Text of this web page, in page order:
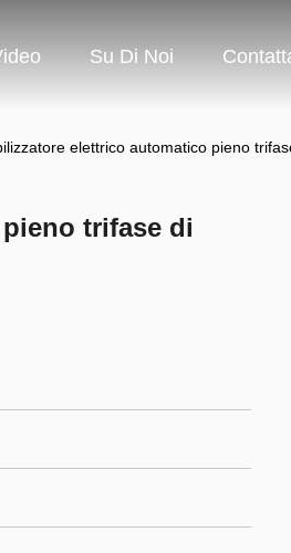
Su Di Noi
elettrico automatico pieno
trifase di